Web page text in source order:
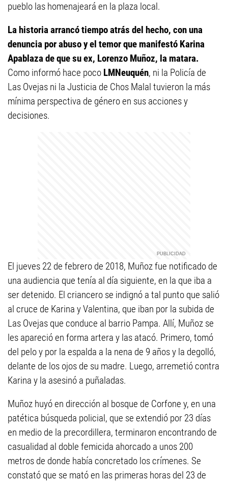
pueblo las homenajeará en la plaza local.
La historia arrancó tiempo atrás del hecho, con una
denuncia por abuso y el temor que manifestó Karina
Apablaza de que su ex, Lorenzo Muñoz, la matara.
Como informó hace poco LMNeuquén, ni la Policía de
Las Ovejas ni la Justicia de Chos Malal tuvieron la más
mínima perspectiva de género en sus acciones y
decisiones.
El jueves 22 de febrero de 2018, Muñoz fue notificado de
una audiencia que tenía al día siguiente, en la que iba a
ser detenido. El criancero se indignó a tal punto que salió
al cruce de Karina y Valentina, que iban por la subida de
Las Ovejas que conduce al barrio Pampa. Allí, Muñoz se
les apareció en forma artera y las atacó. Primero, tomó
del pelo y por la espalda a la nena de 9 años y la degolló,
delante de los ojos de su madre. Luego, arremetió contra
Karina y la asesinó a puñaladas.
Muñoz huyó en dirección al bosque de Corfone y, en una
patética búsqueda policial, que se extendió por 23 días
en medio de la precordillera, terminaron encontrando de
casualidad al doble femicida ahorcado a unos 200
metros de donde había concretado los crímenes. Se
constató que se mató en las primeras horas del 23 de